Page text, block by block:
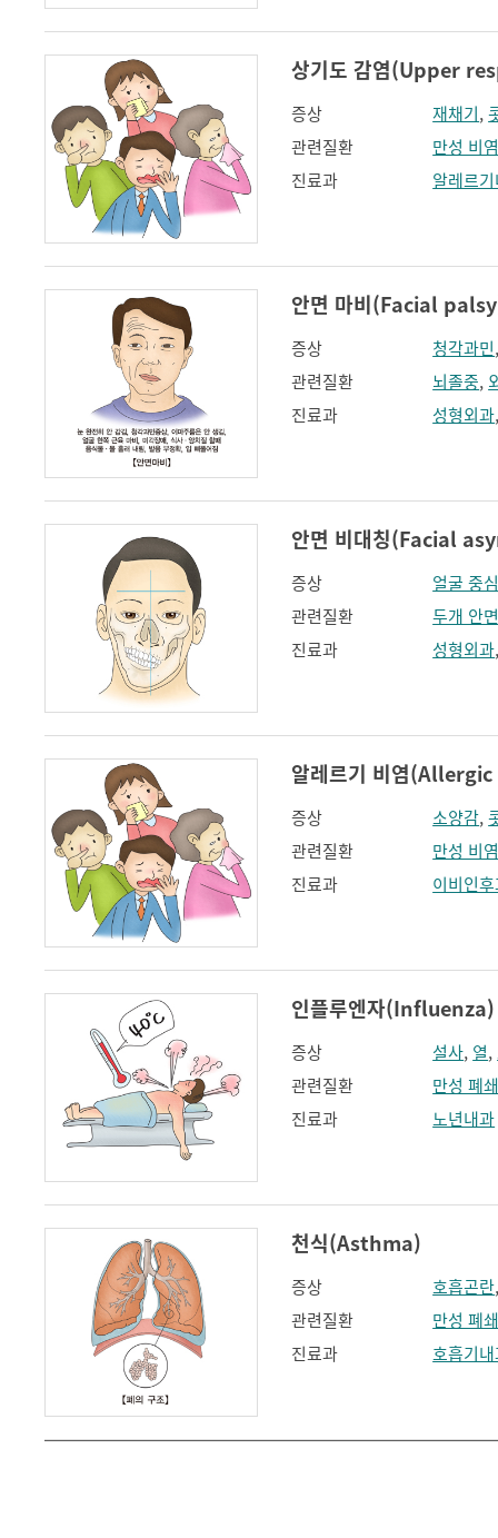
상기도 감염(Upper
증상 재채기,
관련질환
만성 비
진료과
알레르
안면 마비(Facial
증상 청각과민
관련질환
뇌졸중,
진료과
성형외과
안면 비대칭(Facial
증상
얼굴 중
관련질환
두개 안
진료과
성형외과
알레르기 비염
증상 소양감,
관련질환
만성 비
진료과
이비인
인플루엔자(Influenza)
증상 설사, 열,
관련질환
만성 폐
진료과
노년내과
천식(Asthma)
증상 호흡곤란
관련질환
만성 폐
진료과
호흡기